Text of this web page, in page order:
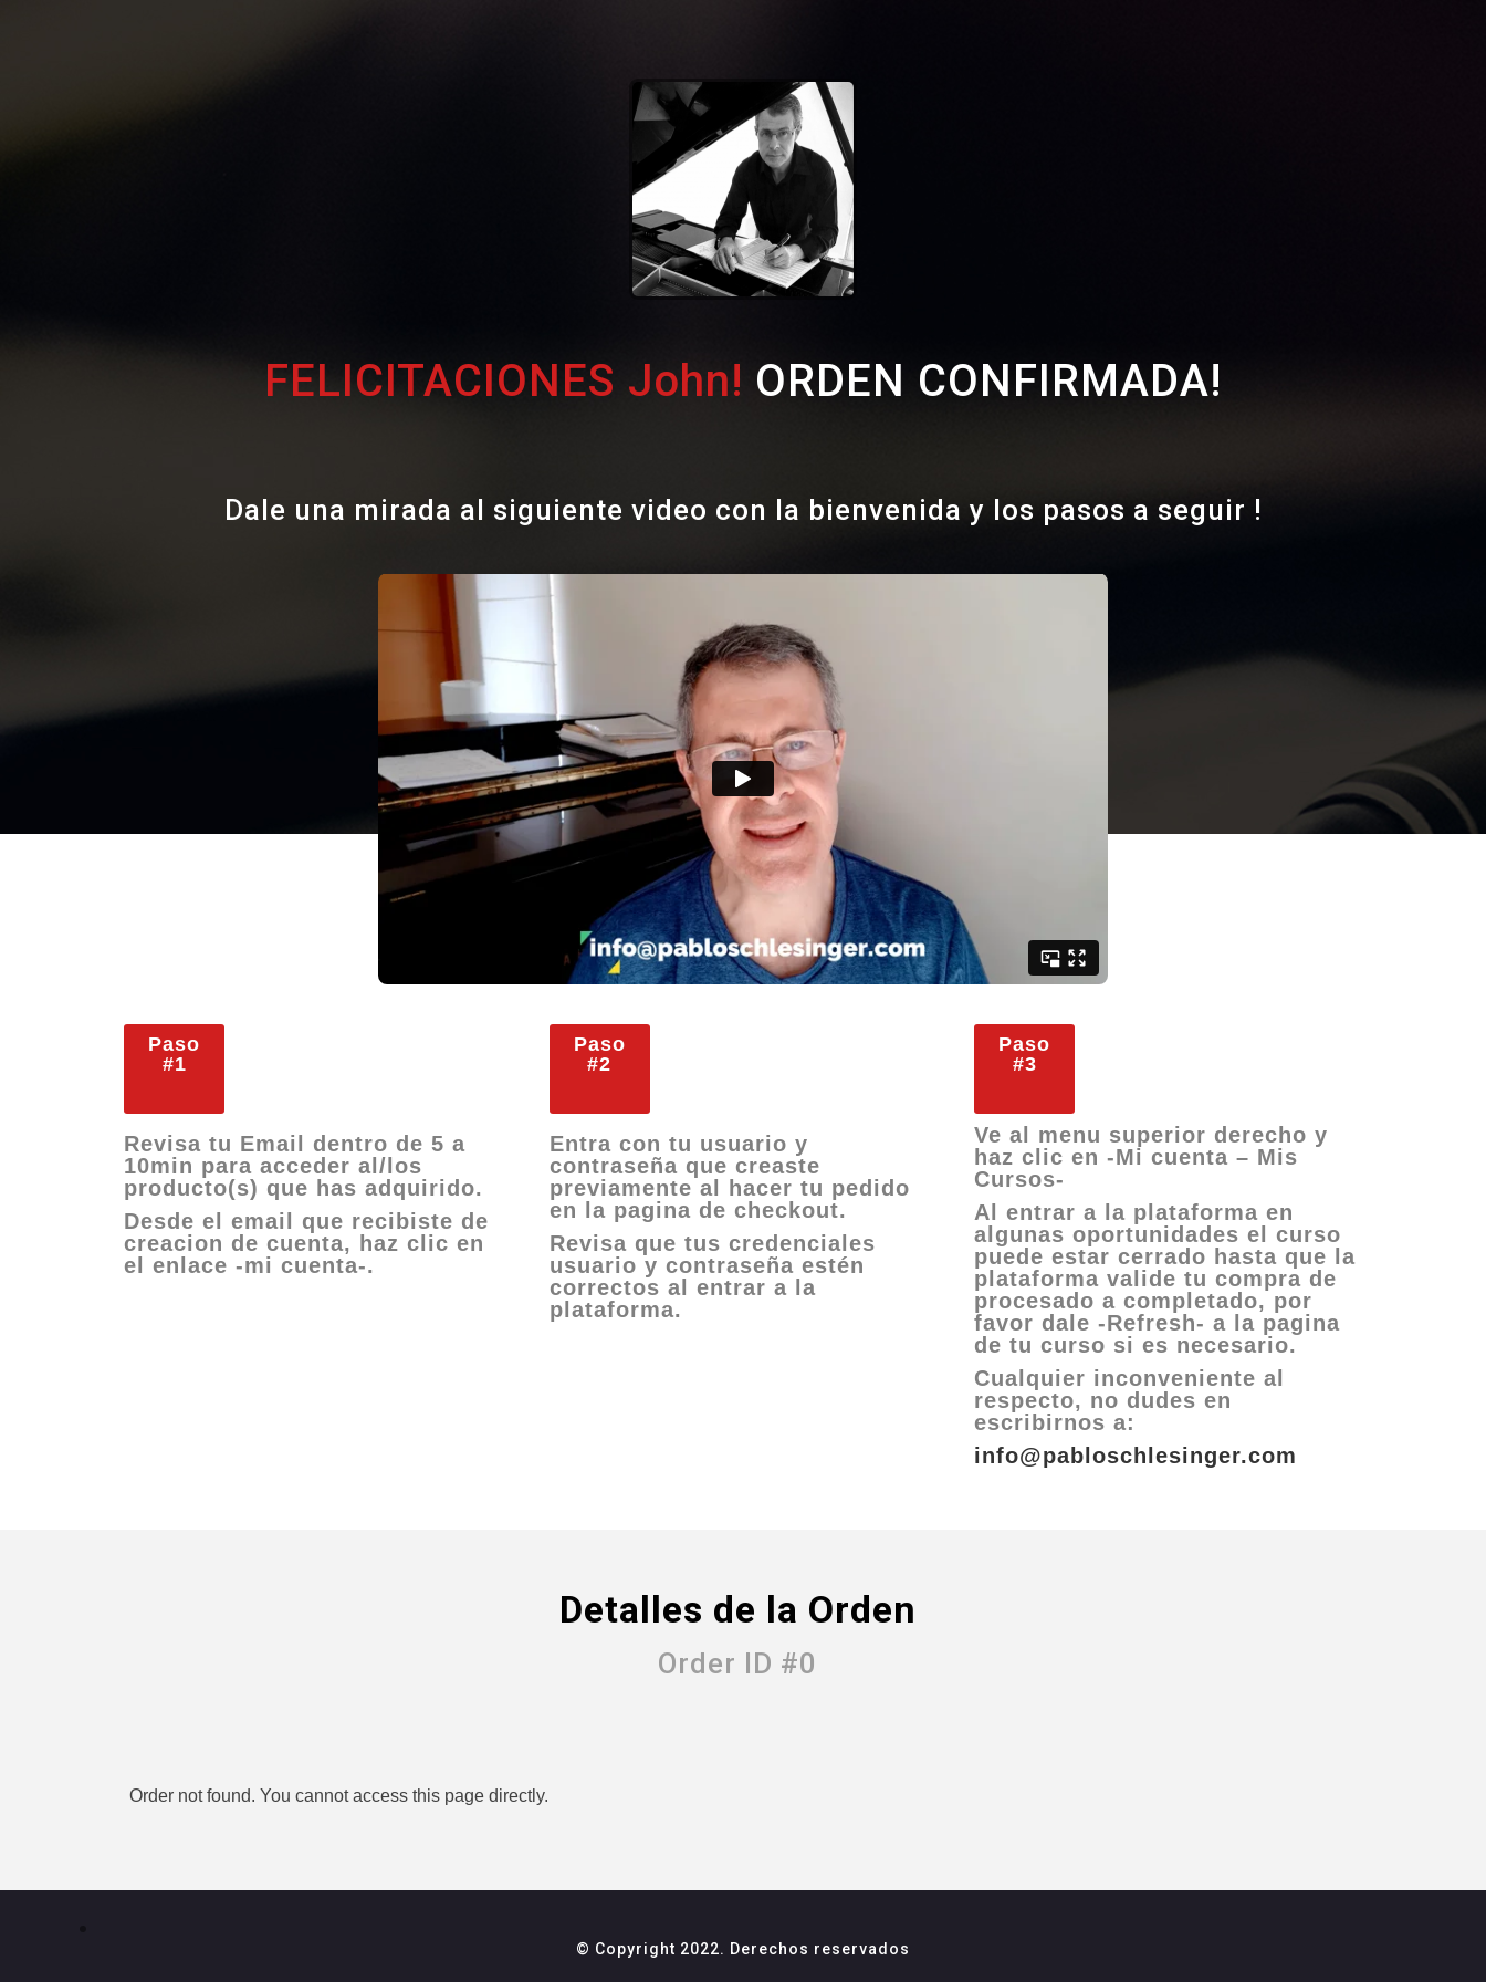
FELICITACIONES John! ORDEN CONFIRMADA!
Dale una mirada al siguiente video con la bienvenida y los pasos a seguir !
Paso
#1
Revisa tu Email dentro de 5 a
10min para acceder al/los
producto(s) que has adquirido.
Desde el email que recibiste de
creacion de cuenta, haz clic en
el enlace -mi cuenta-.
Paso
#2
Entra con tu usuario y
contraseña que creaste
previamente al hacer tu pedido
en la pagina de checkout.
Revisa que tus credenciales
usuario y contraseña estén
correctos al entrar a la
plataforma.
Paso
#3
Ve al menu superior derecho y
haz clic en -Mi cuenta – Mis
Cursos-
Al entrar a la plataforma en
algunas oportunidades el curso
puede estar cerrado hasta que la
plataforma valide tu compra de
procesado a completado, por
favor dale -Refresh- a la pagina
de tu curso si es necesario.
Cualquier inconveniente al
respecto, no dudes en
escribirnosa:
info@pabloschlesinger.com
Detalles de la Orden
Order ID #0
Order not found. You cannot access this page directly.
© Copyright 2022. Derechos reservados